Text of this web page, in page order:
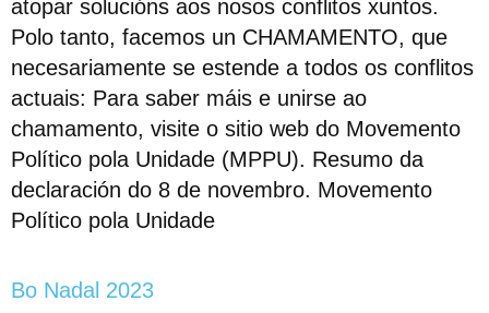
atopar solucións aos nosos conflitos xuntos.
Polo tanto, facemos un CHAMAMENTO, que
necesariamente se estende a todos os conflitos
actuais: Para saber máis e unirse ao
chamamento, visite o sitio web do Movemento
Político pola Unidade (MPPU). Resumo da
declaración do 8 de novembro. Movemento
Político pola Unidade
Bo Nadal 2023